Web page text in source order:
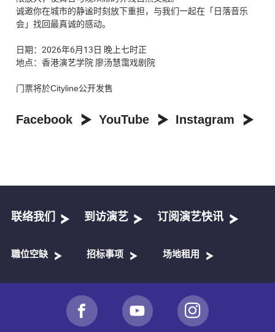
诚邀你在城市的静谧时刻放下重担，与我们一起在「日落音乐
会」找回最真诚的感动。
日期：2026年6月13日 晚上七时正
地点：香港演艺学院 廖汤慧霭戏剧院
门票将於Cityline公开发售
Facebook YouTube Instagram
联络我们 到访演艺 订阅演艺快讯
職位空缺 招标事项 场地租用